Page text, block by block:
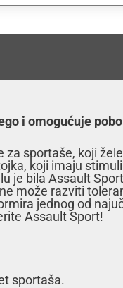
i omogućuje
sportaše, koji
koji imaju
je bila Assault
može razviti
jednog od
Assault Sport!
sportaša.